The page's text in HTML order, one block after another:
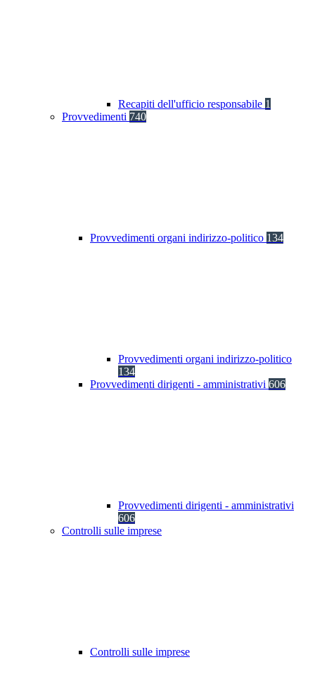
Recapiti dell'ufficio responsabile 1
Provvedimenti 740
Provvedimenti organi indirizzo-politico 134
Provvedimenti organi indirizzo-politico
134
Provvedimenti dirigenti - amministrativi 606
Provvedimenti dirigenti - amministrativi
606
Controlli sulle imprese
Controlli sulle imprese